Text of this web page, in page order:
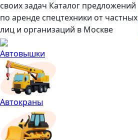
своих задач Каталог предложений
по аренде спецтехники от частных
лиц и организаций в Москве
Автовышки
Автокраны